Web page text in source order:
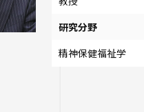
研究分野
精神保健福祉学